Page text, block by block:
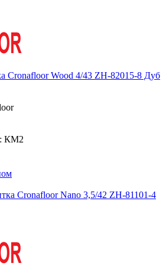
Cronafloor Wood 4/43 ZH-82015-8 Дуб
КМ2